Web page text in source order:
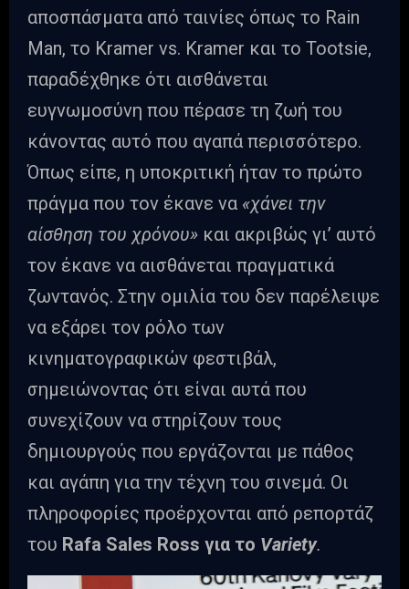
αποσπάσματα από ταινίες όπως το Rain
Man, το Kramer vs. Kramer και το Tootsie,
παραδέχθηκε ότι αισθάνεται
ευγνωμοσύνη που πέρασε τη ζωή του
κάνοντας αυτό που αγαπά περισσότερο.
Όπως είπε, η υποκριτική ήταν το πρώτο
πράγμα που τον έκανε να «χάνει την
αίσθηση του χρόνου» και ακριβώς γι’ αυτό
τον έκανε να αισθάνεται πραγματικά
ζωντανός. Στην ομιλία του δεν παρέλειψε
να εξάρει τον ρόλο των
κινηματογραφικών φεστιβάλ,
σημειώνοντας ότι είναι αυτά που
συνεχίζουν να στηρίζουν τους
δημιουργούς που εργάζονται με πάθος
και αγάπη για την τέχνη του σινεμά. Οι
πληροφορίες προέρχονται από ρεπορτάζ
του Rafa Sales Ross για το Variety.